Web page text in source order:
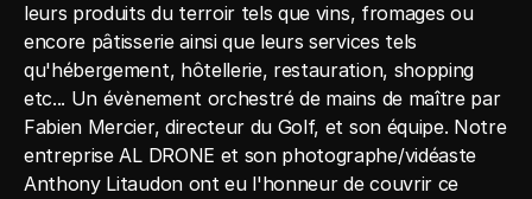
leurs produits du terroir tels que vins, fromages ou
encore pâtisserie ainsi que leurs services tels
qu'hébergement, hôtellerie, restauration, shopping
etc... Un évènement orchestré de mains de maître par
Fabien Mercier, directeur du Golf, et son équipe. Notre
entreprise AL DRONE et son photographe/vidéaste
Anthony Litaudon ont eu l'honneur de couvrir ce